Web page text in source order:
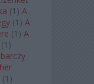
(1 ) A
(1 ) A
(1 ) A
(1 )
(1 )